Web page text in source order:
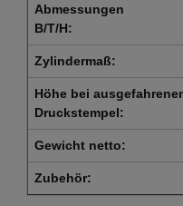
Abmessungen
B/T/H:
Zylindermaß:
Höhe bei
Druckstempel:
Gewicht netto:
Zubehör: